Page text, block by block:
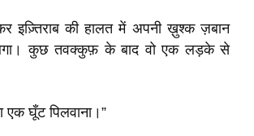
इज़्तिराब की हालत में अपनी ख़ुश्क ज़बान
कुछ तवक्कुफ़ के बाद वो एक लड़के से
एक घूँट पिलवाना।”